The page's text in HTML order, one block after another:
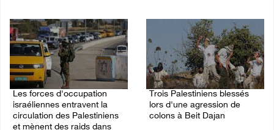
Les forces d'occupation
israéliennes entravent la
circulation des Palestiniens
et mènent des raids dans
Trois Palestiniens blessés
lors d'une agression de
colons à Beit Dajan